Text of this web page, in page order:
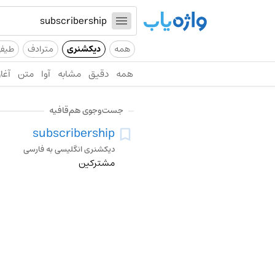
همه دیکشنری مترادف
همه دقیق مشابه آوا متن
جست‌وجوی هم‌قافیه
subscribership
دیکشنری انگلیسی به فارسی
مشترکین